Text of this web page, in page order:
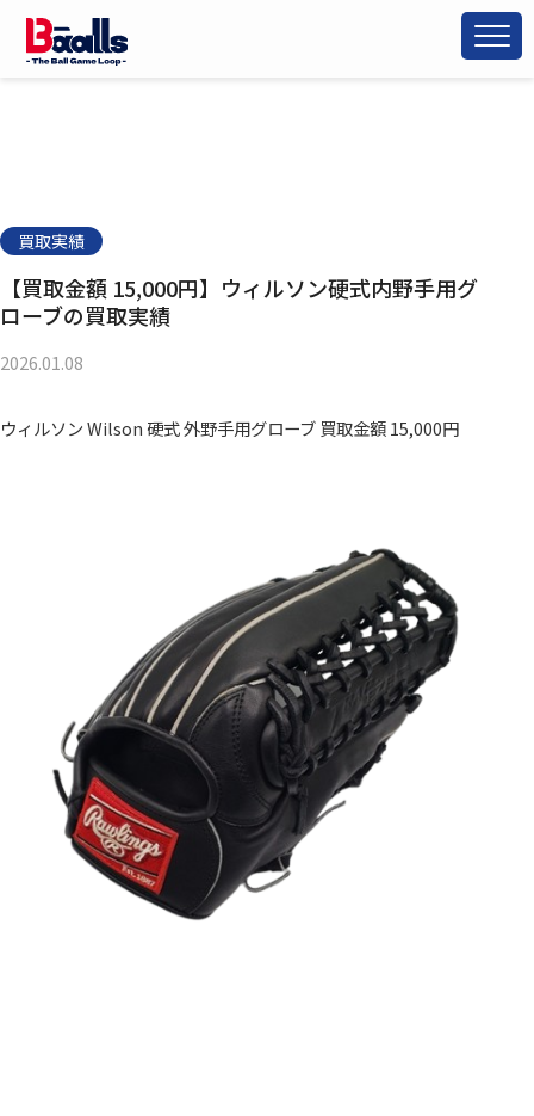
買取実績
【買取金額 15,000円】ウィルソン硬式内野手用グ
ローブの買取実績
2026.01.08
ウィルソン Wilson 硬式 外野手用グローブ 買取金額 15,000円